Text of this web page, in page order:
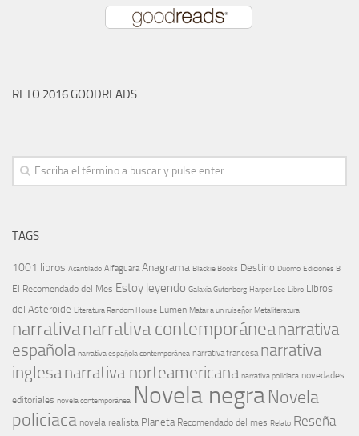
RETO 2016 GOODREADS
TAGS
1001 libros Acantilado Alfaguara Anagrama Blackie Books Destino Duomo Ediciones B
El Recomendado del Mes Estoy leyendo Galaxia Gutenberg Harper Lee Libro Libros
del Asteroide Literatura Random House Lumen Matar a un ruiseñor Metaliteratura
narrativanarrativa contemporáneanarrativa
española narrativa española contemporánea narrativa francesa narrativa
inglesanarrativa norteamericana narrativa policíaca novedades
editoriales novela contemporánea Novela negraNovela
policiaca novela realista Planeta Recomendado del mes Relato Reseña